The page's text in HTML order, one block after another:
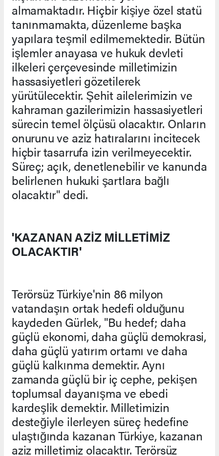
almamaktadır. Hiçbir kişiye özel statü
tanınmamakta, düzenleme başka
yapılara teşmil edilmemektedir. Bütün
işlemler anayasa ve hukuk devleti
ilkeleri çerçevesinde milletimizin
hassasiyetleri gözetilerek
yürütülecektir. Şehit ailelerimizin ve
kahraman gazilerimizin hassasiyetleri
sürecin temel ölçüsü olacaktır. Onların
onurunu ve aziz hatıralarını incitecek
hiçbir tasarrufa izin verilmeyecektir.
Süreç; açık, denetlenebilir ve kanunda
belirlenen hukuki şartlara bağlı
olacaktır" dedi.
'KAZANAN AZİZ MİLLETİMİZ
OLACAKTIR'
Terörsüz Türkiye'nin 86 milyon
vatandaşın ortak hedefi olduğunu
kaydeden Gürlek, "Bu hedef; daha
güçlü ekonomi, daha güçlü demokrasi,
daha güçlü yatırım ortamı ve daha
güçlü kalkınma demektir. Aynı
zamanda güçlü bir iç cephe, pekişen
toplumsal dayanışma ve ebedi
kardeşlik demektir. Milletimizin
desteğiyle ilerleyen süreç hedefine
ulaştığında kazanan Türkiye, kazanan
aziz milletimiz olacaktır. Terörsüz